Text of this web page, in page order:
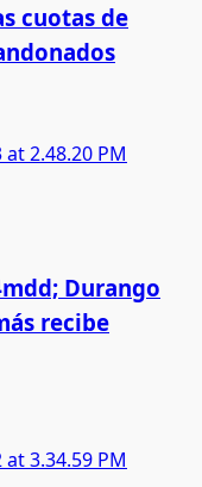
cuotas de
Durango
recibe